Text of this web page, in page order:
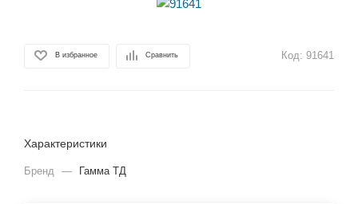
В избранное Сравнить Код: 91641
Характеристики
Бренд — Гамма ТД